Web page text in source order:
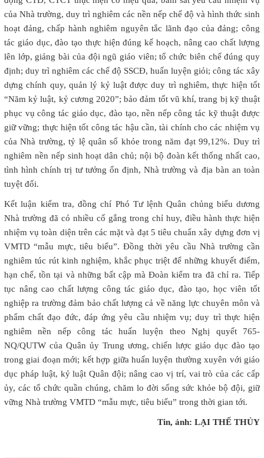
của Nhà trường, duy trì nghiêm các nền nếp chế độ và hình thức sinh
hoạt đảng, chấp hành nghiêm nguyên tắc lãnh đạo của đảng; công
tác giáo dục, đào tạo thực hiện đúng kế hoạch, nâng cao chất lượng
lên lớp, giảng bài của đội ngũ giáo viên; tổ chức biên chế đúng quy
định; duy trì nghiêm các chế độ SSCĐ, huấn luyện giỏi; công tác xây
dựng chính quy, quản lý kỷ luật được duy trì nghiêm, thực hiện tốt
“Năm kỷ luật, kỷ cương 2020”; bảo đảm tốt vũ khí, trang bị kỹ thuật
phục vụ công tác giáo dục, đào tạo, nền nếp công tác kỹ thuật được
giữ vững; thực hiện tốt công tác hậu cần, tài chính cho các nhiệm vụ
của Nhà trường, tỷ lệ quân số khỏe trong năm đạt 99,12%. Duy trì
nghiêm nền nếp sinh hoạt dân chủ; nội bộ đoàn kết thống nhất cao,
tình hình chính trị tư tưởng ổn định, Nhà trường và địa bàn an toàn
tuyệt đối.
Kết luận kiểm tra, đồng chí Phó Tư lệnh Quân chủng biểu dương
Nhà trường đã có nhiều cố gắng trong chỉ huy, điều hành thực hiện
nhiệm vụ toàn diện trên các mặt và đạt 5 tiêu chuẩn xây dựng đơn vị
VMTD “mẫu mực, tiêu biểu”. Đồng thời yêu cầu Nhà trường cần
nghiêm túc rút kinh nghiệm, khắc phục triệt để những khuyết điểm,
hạn chế, tồn tại và những bất cập mà Đoàn kiểm tra đã chỉ ra. Tiếp
tục nâng cao chất lượng công tác giáo dục, đào tạo, học viên tốt
nghiệp ra trường đảm bảo chất lượng cả về năng lực chuyên môn và
phẩm chất đạo đức, đáp ứng yêu cầu nhiệm vụ; duy trì thực hiện
nghiêm nền nếp công tác huấn luyện theo Nghị quyết 765-
NQ/QUTW của Quân ủy Trung ương, chiến lược giáo dục đào tạo
trong giai đoạn mới; kết hợp giữa huấn luyện thường xuyên với giáo
dục pháp luật, kỷ luật Quân đội; nâng cao vị trí, vai trò của các cấp
ủy, các tổ chức quần chúng, chăm lo đời sống sức khỏe bộ đội, giữ
vững Nhà trường VMTD “mẫu mực, tiêu biểu” trong thời gian tới.
Tin, ảnh: LẠI THẾ THỦY